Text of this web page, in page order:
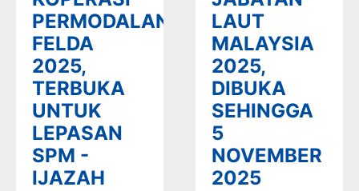
PERMODALAN
FELDA
2025,
TERBUKA
UNTUK
LEPASAN
SPM -
IJAZAH
LAUT
MALAYSIA
2025,
DIBUKA
SEHINGGA
5
NOVEMBER
2025